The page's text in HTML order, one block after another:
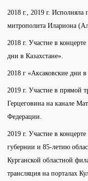
2018 г., 2019 г.
митрополита Илариона
2018 г. Участие в
дни в Казахстане».
2018 г «Аксаковские дни
2019 г. Участие в прямой
Герцеговина на канале
Федерации.
2019 г. Участие в
губернии и 85-летию
Курганской областной
трансляция на порталах